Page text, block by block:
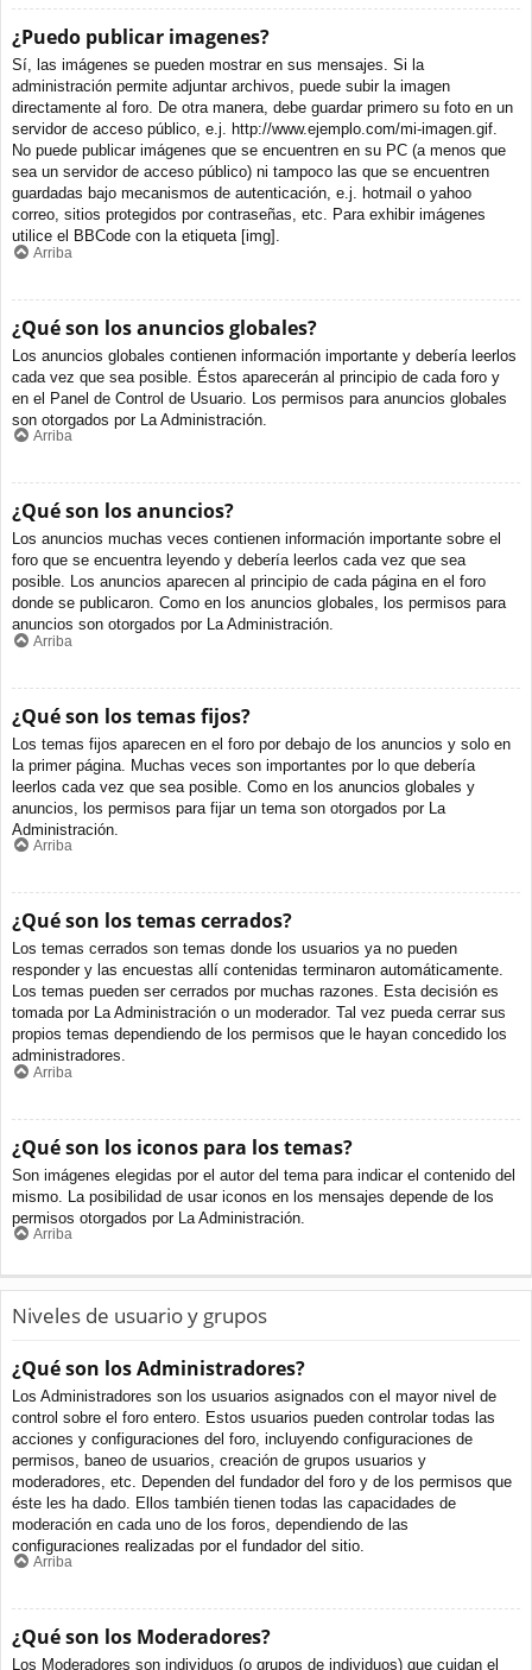
¿Puedo publicar imagenes?
Sí, las imágenes se pueden mostrar en sus mensajes. Si la
administración permite adjuntar archivos, puede subir la imagen
directamente al foro. De otra manera, debe guardar primero su foto en un
servidor de acceso público, e.j. http://www.ejemplo.com/mi-imagen.gif.
No puede publicar imágenes que se encuentren en su PC (a menos que
sea un servidor de acceso público) ni tampoco las que se encuentren
guardadas bajo mecanismos de autenticación, e.j. hotmail o yahoo
correo, sitios protegidos por contraseñas, etc. Para exhibir imágenes
utilice el BBCode con la etiqueta [img].
Arriba
¿Qué son los anuncios globales?
Los anuncios globales contienen información importante y debería leerlos
cada vez que sea posible. Éstos aparecerán al principio de cada foro y
en el Panel de Control de Usuario. Los permisos para anuncios globales
son otorgados por La Administración.
Arriba
¿Qué son los anuncios?
Los anuncios muchas veces contienen información importante sobre el
foro que se encuentra leyendo y debería leerlos cada vez que sea
posible. Los anuncios aparecen al principio de cada página en el foro
donde se publicaron. Como en los anuncios globales, los permisos para
anuncios son otorgados por La Administración.
Arriba
¿Qué son los temas fijos?
Los temas fijos aparecen en el foro por debajo de los anuncios y solo en
la primer página. Muchas veces son importantes por lo que debería
leerlos cada vez que sea posible. Como en los anuncios globales y
anuncios, los permisos para fijar un tema son otorgados por La
Administración.
Arriba
¿Qué son los temas cerrados?
Los temas cerrados son temas donde los usuarios ya no pueden
responder y las encuestas allí contenidas terminaron automáticamente.
Los temas pueden ser cerrados por muchas razones. Esta decisión es
tomada por La Administración o un moderador. Tal vez pueda cerrar sus
propios temas dependiendo de los permisos que le hayan concedido los
administradores.
Arriba
¿Qué son los iconos para los temas?
Son imágenes elegidas por el autor del tema para indicar el contenido del
mismo. La posibilidad de usar iconos en los mensajes depende de los
permisos otorgados por La Administración.
Arriba
Niveles de usuario y grupos
¿Qué son los Administradores?
Los Administradores son los usuarios asignados con el mayor nivel de
control sobre el foro entero. Estos usuarios pueden controlar todas las
acciones y configuraciones del foro, incluyendo configuraciones de
permisos, baneo de usuarios, creación de grupos usuarios y
moderadores, etc. Dependen del fundador del foro y de los permisos que
éste les ha dado. Ellos también tienen todas las capacidades de
moderación en cada uno de los foros, dependiendo de las
configuraciones realizadas por el fundador del sitio.
Arriba
¿Qué son los Moderadores?
Los Moderadores son individuos (o grupos de individuos) que cuidan el